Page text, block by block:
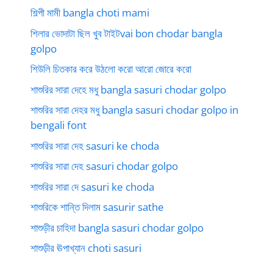
শিল্পী মামী bangla choti mami
শিলার ভোদাটা ছিল খুব টাইটvai bon chodar bangla
golpo
শিউলি চিতকার করে উঠলো করো আরো জোরে করো
শাশুরির সারা দেহে মধু bangla sasuri chodar golpo
শাশুরির সারা দেহর মধু bangla sasuri chodar golpo in
bengali font
শাশুরির সারা দেহ sasuri ke choda
শাশুরির সারা দেহ sasuri chodar golpo
শাশুরির সারা দে sasuri ke choda
শাশুরিকে শান্তি দিলাম sasurir sathe
শাশুড়ীর চাহিদা bangla sasuri chodar golpo
শাশুড়ীর ঊপাখ্যান choti sasuri